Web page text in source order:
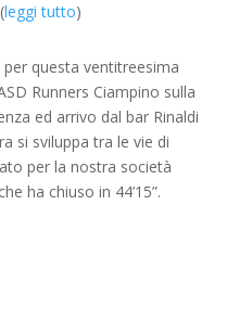
leggi tutto)
questa ventitreesima
Runners Ciampino sulla
ed arrivo dal bar Rinaldi
si sviluppa tra le vie di
per la nostra società
ha chiuso in 44’15”.